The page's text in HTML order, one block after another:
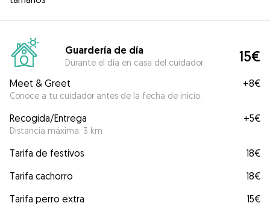
Guardería de día
Durante el día en casa del cuidador 15€
Meet & Greet
Conoce a tu cuidador antes de la fecha de inicio.
+8€
Recogida/Entrega
Distancia máxima: 3 km
+5€
Tarifa de festivos
18€
Tarifa cachorro
18€
Tarifa perro extra
15€